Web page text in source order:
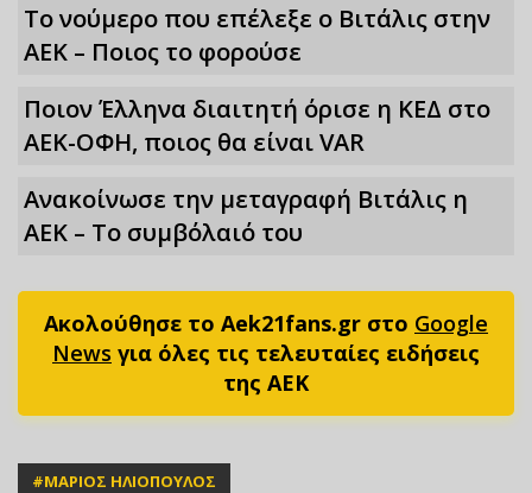
Το νούμερο που επέλεξε ο Βιτάλις στην
ΑΕΚ – Ποιος το φορούσε
Ποιον Έλληνα διαιτητή όρισε η ΚΕΔ στο
ΑΕΚ-ΟΦΗ, ποιος θα είναι VAR
Ανακοίνωσε την μεταγραφή Βιτάλις η
ΑΕΚ – Το συμβόλαιό του
Ακολούθησε το Aek21fans.gr στο Google
News για όλες τις τελευταίες ειδήσεις
της ΑΕΚ
#ΜΑΡΙΟΣ ΗΛΙΟΠΟΥΛΟΣ